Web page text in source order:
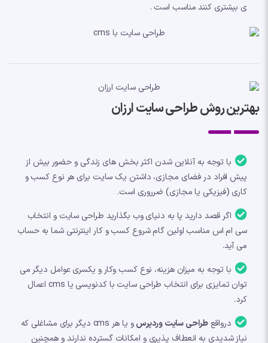
ی بیشتری کنند مناسب است .
بهترین روش طراحی سایت ارزان
با توجه به آنلاین شدن اکثر بخش های زندگی و حضور بیش از
پیش افراد در فضای مجازی، داشتن یک سایت برای هر نوع کسب و
کاری (فیزیکی یا مجازی) ضرروری است.
اگر قصد دارید پا به دنیای وب بگذارید طراحی سایت و انتخاب
سی ام اس مناسب اولین گام شروع کسب و کار اینترنتی شما به حساب
می آید.
با توجه به میزان هزینه، نوع کسب وکار و یکسری عوامل دیگر می‌
توان تمایزی برای انتخاب طراحی سایت با کدنویسی یا cms اعمال
کرد.
درواقعطراحی سایت وردپرس
و یا هر cms دیگر برای مشاغلی که
نیاز شدیدی به انعطاف پذیری و امکانات گسترده ندارند و همچنین